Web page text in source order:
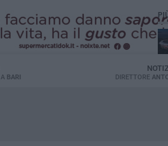
A BARI DIRETTORE